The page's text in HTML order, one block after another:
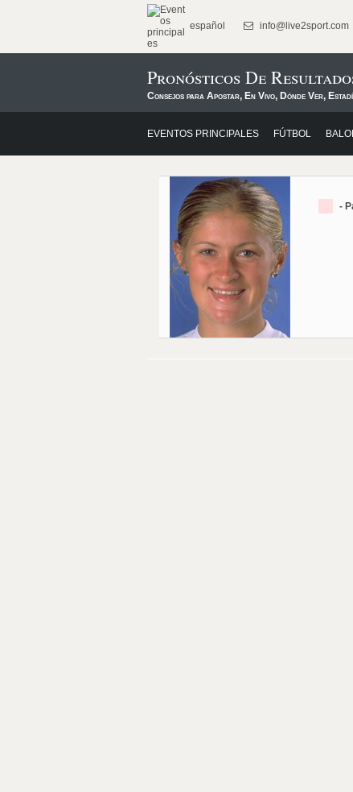
español info@live2sport.com
Pronósticos De
Consejos para Apostar, En Vivo, Dónde Ver,
EVENTOS PRINCIPALES FÚTBOL
-